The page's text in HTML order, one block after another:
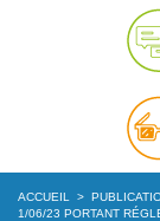
ACCUEIL >
1/06/23 PORTANT